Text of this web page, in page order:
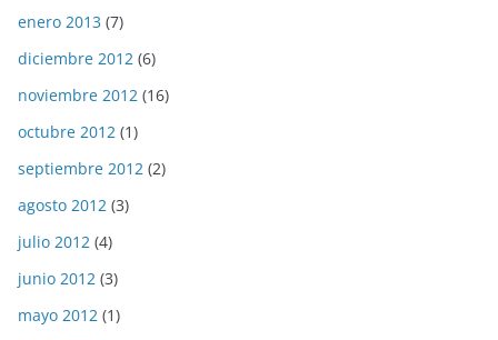
enero 2013 (7)
diciembre 2012 (6)
noviembre 2012 (16)
octubre 2012 (1)
septiembre 2012 (2)
agosto 2012 (3)
julio 2012 (4)
junio 2012 (3)
mayo 2012 (1)